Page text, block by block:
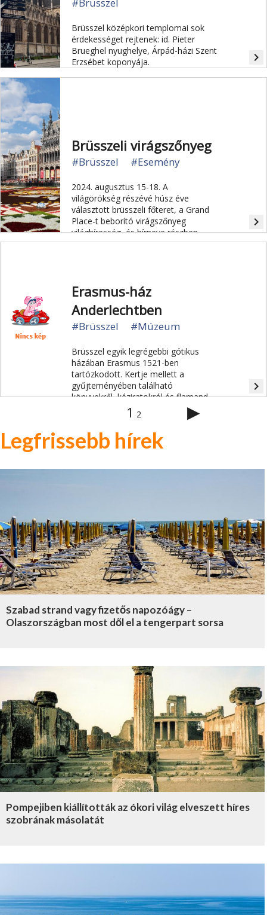
Brüsszel középkori templomai sok
érdekességet rejtenek: id. Pieter
Brueghel nyughelye, Árpád-házi Szent
Erzsébet koponyája.
navigate_next
Brüsszeli virágszőnyeg
#Brüsszel #Esemény
2024. augusztus 15-18. A
világörökség részévé húsz éve
választott brüsszeli főteret, a Grand
Place-t beborító virágszőnyeg
világhíresség, és hírneve részben
ritkáságában rejlik. Csupán kétévente
navigate_next
Erasmus-ház
Anderlechtben
#Brüsszel #Múzeum
Brüsszel egyik legrégebbi gótikus
házában Erasmus 1521-ben
tartózkodott. Kertje mellett a
gyűjteményében található
könyvekről, kéziratokról és flamand
festők műveiről híres.
navigate_next
1 2 ▶
Legfrissebb hírek
Szabad strand vagy fizetős napozóágy –
Olaszországban most dől el a tengerpart sorsa
Pompejiben kiállították az ókori világ elveszett híres
szobrának másolatát